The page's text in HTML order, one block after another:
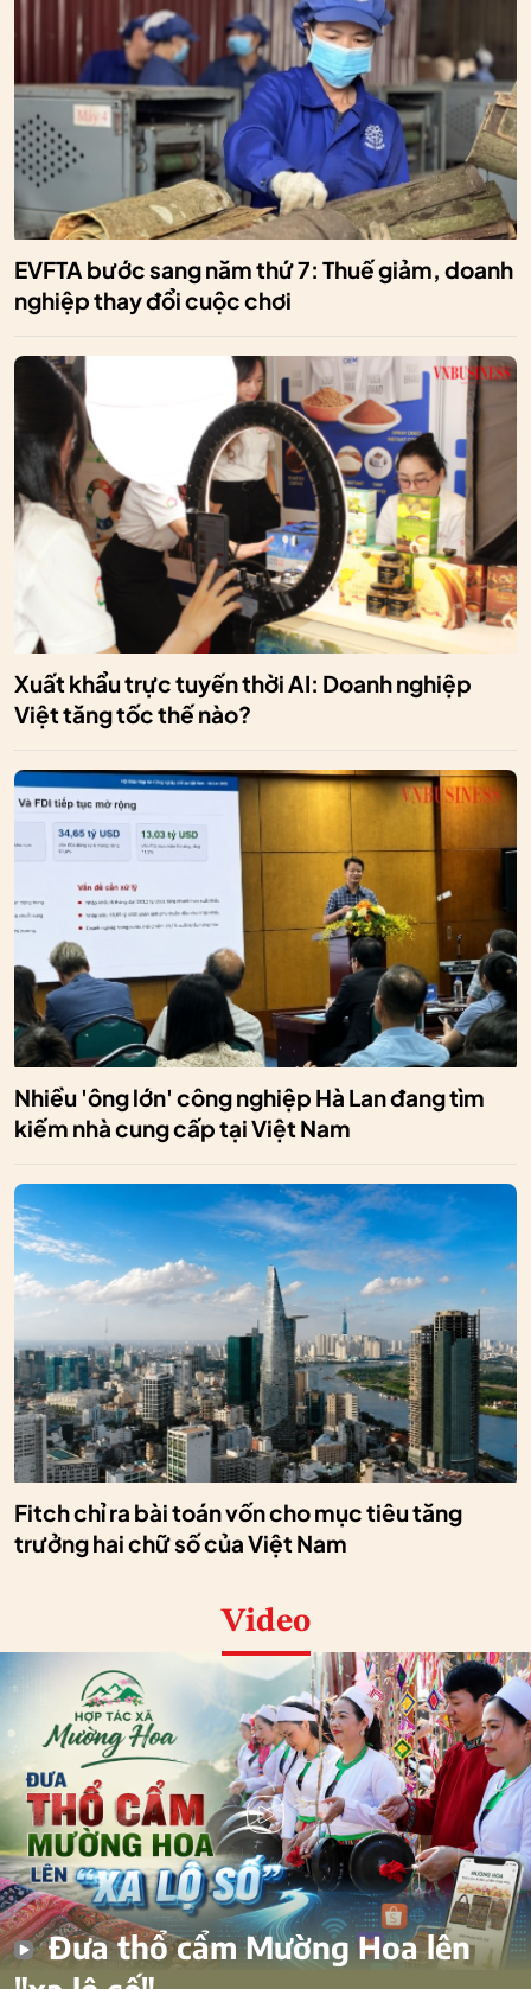
EVFTA bước sang năm thứ 7: Thuế giảm, doanh
nghiệp thay đổi cuộc chơi
Xuất khẩu trực tuyến thời AI: Doanh nghiệp
Việt tăng tốc thế nào?
Nhiều 'ông lớn' công nghiệp Hà Lan đang tìm
kiếm nhà cung cấp tại Việt Nam
Fitch chỉ ra bài toán vốn cho mục tiêu tăng
trưởng hai chữ số của Việt Nam
Video
Đưa thổ cẩm Mường Hoa lên